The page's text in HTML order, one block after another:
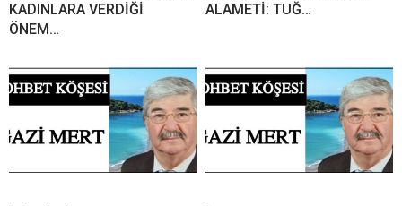
KADINLARA VERDİĞİ
ÖNEM…
ALAMETİ: TUĞ…